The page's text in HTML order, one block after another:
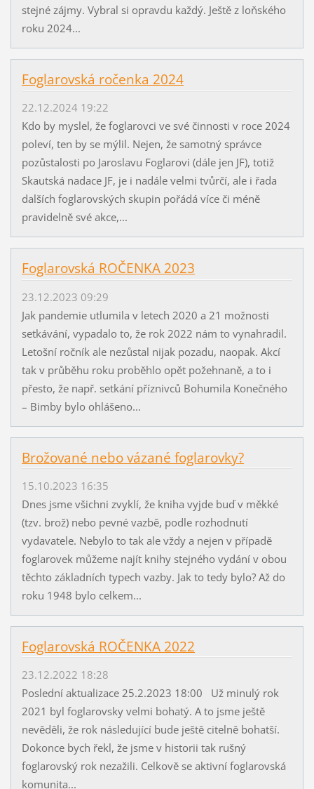
stejné zájmy. Vybral si opravdu každý. Ještě z loňského
roku 2024...
Foglarovská ročenka 2024
22.12.2024 19:22
Kdo by myslel, že foglarovci ve své činnosti v roce 2024
poleví, ten by se mýlil. Nejen, že samotný správce
pozůstalosti po Jaroslavu Foglarovi (dále jen JF), totiž
Skautská nadace JF, je i nadále velmi tvůrčí, ale i řada
dalších foglarovských skupin pořádá více či méně
pravidelně své akce,...
Foglarovská ROČENKA 2023
23.12.2023 09:29
Jak pandemie utlumila v letech 2020 a 21 možnosti
setkávání, vypadalo to, že rok 2022 nám to vynahradil.
Letošní ročník ale nezůstal nijak pozadu, naopak. Akcí
tak v průběhu roku proběhlo opět požehnaně, a to i
přesto, že např. setkání příznivců Bohumila Konečného
– Bimby bylo ohlášeno...
Brožované nebo vázané foglarovky?
15.10.2023 16:35
Dnes jsme všichni zvyklí, že kniha vyjde buď v měkké
(tzv. brož) nebo pevné vazbě, podle rozhodnutí
vydavatele. Nebylo to tak ale vždy a nejen v případě
foglarovek můžeme najít knihy stejného vydání v obou
těchto základních typech vazby. Jak to tedy bylo? Až do
roku 1948 bylo celkem...
Foglarovská ROČENKA 2022
23.12.2022 18:28
Poslední aktualizace 25.2.2023 18:00 Už minulý rok
2021 byl foglarovsky velmi bohatý. A to jsme ještě
nevěděli, že rok následující bude ještě citelně bohatší.
Dokonce bych řekl, že jsme v historii tak rušný
foglarovský rok nezažili. Celkově se aktivní foglarovská
komunita...